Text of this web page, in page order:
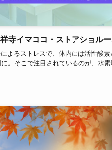
寺イマココ・ストアショルー
るストレスで、体内には活性酸素
。そこで注目されているのが、水素